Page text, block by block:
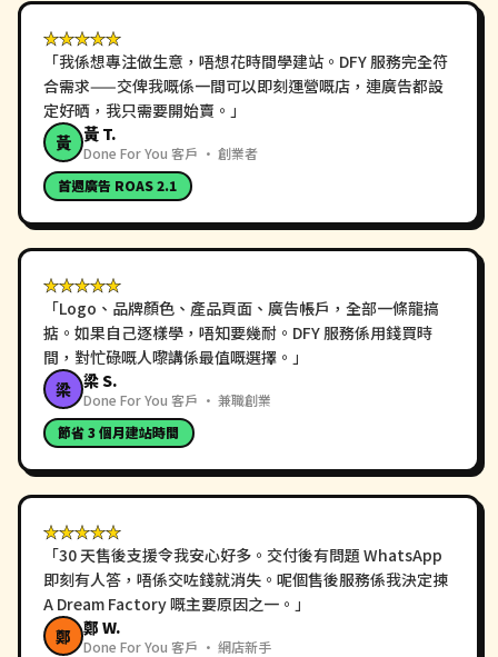
★★★★★
「我係想專注做生意，唔想花時間學建站。DFY 服務完全符
合需求——交俾我嘅係一間可以即刻運營嘅店，連廣告都設
定好晒，我只需要開始賣。 」
黃 黃 T.
Done For You 客戶 · 創業者
首週廣告 ROAS 2.1
★★★★★
「Logo、品牌顏色、產品頁面、廣告帳戶，全部一條龍搞
掂。如果自己逐樣學，唔知要幾耐。DFY 服務係用錢買時
間，對忙碌嘅人嚟講係最值嘅選擇。 」
梁 梁 S.
Done For You 客戶 · 兼職創業
節省 3 個月建站時間
★★★★★
「30 天售後支援令我安心好多。交付後有問題 WhatsApp
即刻有人答，唔係交咗錢就消失。呢個售後服務係我決定揀
A Dream Factory 嘅主要原因之一。 」
鄭 鄭 W.
Done For You 客戶 · 網店新手